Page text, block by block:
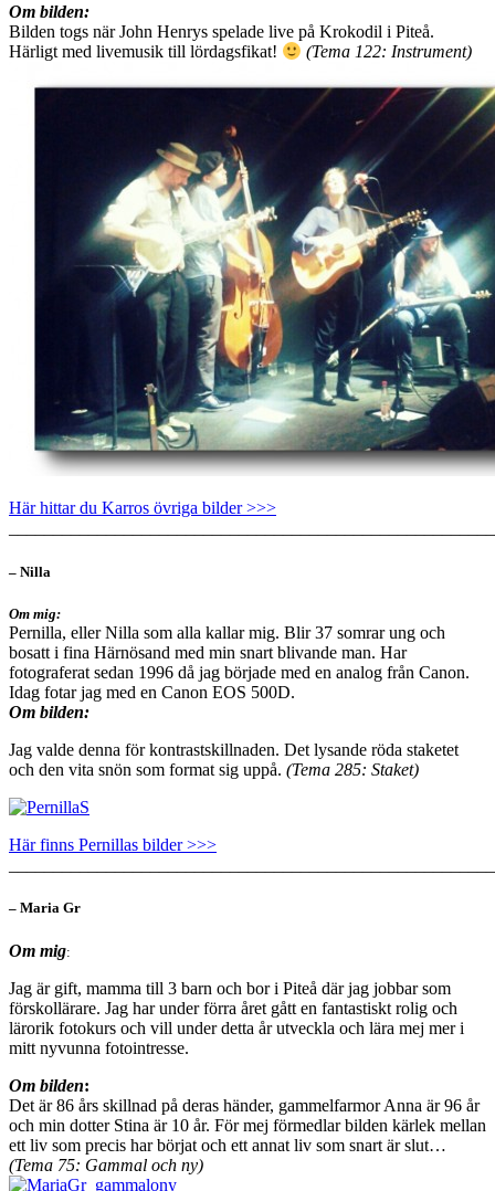
Om bilden:
Bilden togs när John Henrys spelade live på Krokodil i Piteå.
Härligt med livemusik till lördagsfikat!
(Tema 122: Instrument)
Här hittar du Karros övriga bilder >>>
– Nilla
Om mig:
Pernilla, eller Nilla som alla kallar mig. Blir 37 somrar ung och
bosatt i fina Härnösand med min snart blivande man. Har
fotograferat sedan 1996 då jag började med en analog från Canon.
Idag fotar jag med en Canon EOS 500D.
Om bilden:
Jag valde denna för kontrastskillnaden. Det lysande röda staketet
och den vita snön som format sig uppå. (Tema 285: Staket)
Här finns Pernillas bilder >>>
– Maria Gr
Om mig:
Jag är gift, mamma till 3 barn och bor i Piteå där jag jobbar som
förskollärare. Jag har under förra året gått en fantastiskt rolig och
lärorik fotokurs och vill under detta år utveckla och lära mej mer i
mitt nyvunna fotointresse.
Om bilden:
Det är 86 års skillnad på deras händer, gammelfarmor Anna är 96 år
och min dotter Stina är 10 år. För mej förmedlar bilden kärlek mellan
ett liv som precis har börjat och ett annat liv som snart är slut…
(Tema 75: Gammal och ny)